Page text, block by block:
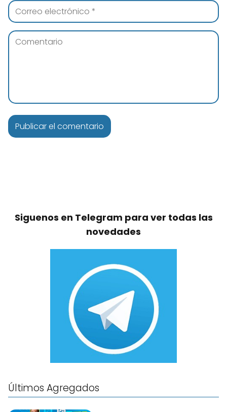
Siguenos en Telegram para ver todas las
novedades
Últimos Agregados